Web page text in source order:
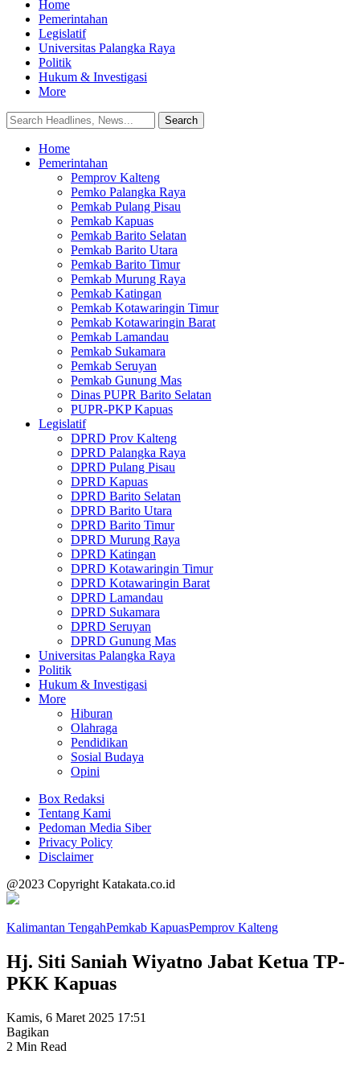
Home
Pemerintahan
Legislatif
Universitas Palangka Raya
Politik
Hukum & Investigasi
More
Home
Pemerintahan
Pemprov Kalteng
Pemko Palangka Raya
Pemkab Pulang Pisau
Pemkab Kapuas
Pemkab Barito Selatan
Pemkab Barito Utara
Pemkab Barito Timur
Pemkab Murung Raya
Pemkab Katingan
Pemkab Kotawaringin Timur
Pemkab Kotawaringin Barat
Pemkab Lamandau
Pemkab Sukamara
Pemkab Seruyan
Pemkab Gunung Mas
Dinas PUPR Barito Selatan
PUPR-PKP Kapuas
Legislatif
DPRD Prov Kalteng
DPRD Palangka Raya
DPRD Pulang Pisau
DPRD Kapuas
DPRD Barito Selatan
DPRD Barito Utara
DPRD Barito Timur
DPRD Murung Raya
DPRD Katingan
DPRD Kotawaringin Timur
DPRD Kotawaringin Barat
DPRD Lamandau
DPRD Sukamara
DPRD Seruyan
DPRD Gunung Mas
Universitas Palangka Raya
Politik
Hukum & Investigasi
More
Hiburan
Olahraga
Pendidikan
Sosial Budaya
Opini
Box Redaksi
Tentang Kami
Pedoman Media Siber
Privacy Policy
Disclaimer
@2023 Copyright Katakata.co.id
Kalimantan TengahPemkab KapuasPemprov Kalteng
Hj. Siti Saniah Wiyatno Jabat Ketua TP-
PKK Kapuas
Kamis, 6 Maret 2025 17:51
Bagikan
2 Min Read